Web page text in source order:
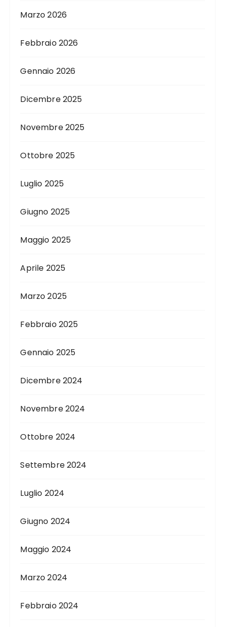
Marzo 2026
Febbraio 2026
Gennaio 2026
Dicembre 2025
Novembre 2025
Ottobre 2025
Luglio 2025
Giugno 2025
Maggio 2025
Aprile 2025
Marzo 2025
Febbraio 2025
Gennaio 2025
Dicembre 2024
Novembre 2024
Ottobre 2024
Settembre 2024
Luglio 2024
Giugno 2024
Maggio 2024
Marzo 2024
Febbraio 2024